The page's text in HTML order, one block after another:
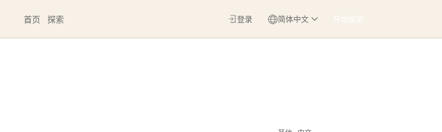
首页 探索 开始探索
登录 简体中文